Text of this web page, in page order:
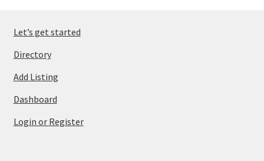
Let’s get started
Directory
Add Listing
Dashboard
Login or Register